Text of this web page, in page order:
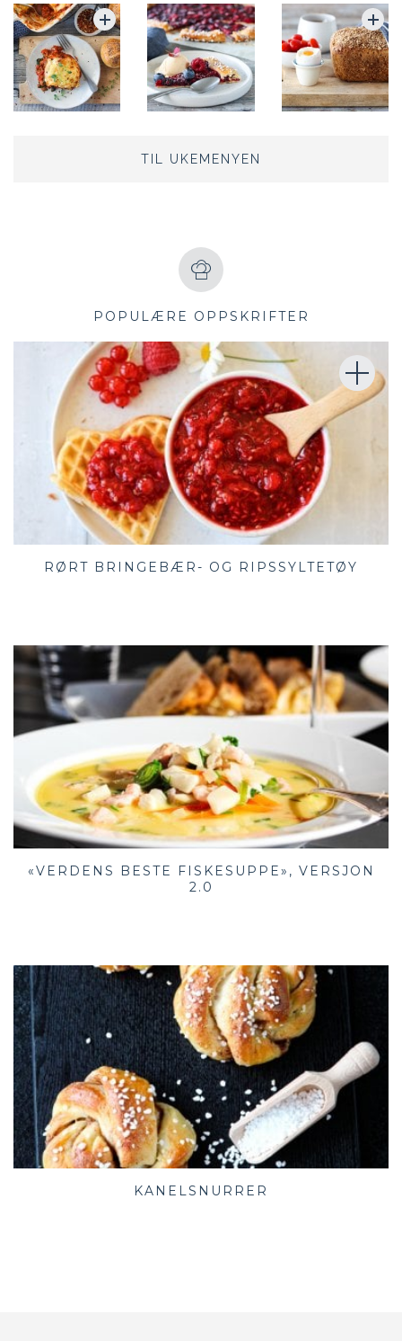
TIL UKEMENYEN
POPULÆRE OPPSKRIFTER
RØRT BRINGEBÆR- OG RIPSSYLTETØY
«VERDENS BESTE FISKESUPPE», VERSJON
2.0
KANELSNURRER